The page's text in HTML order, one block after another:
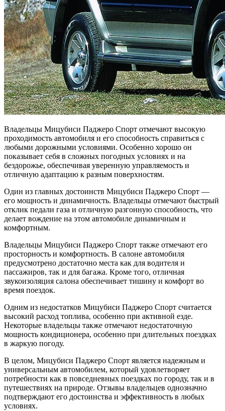
Владельцы Мицубиси Паджеро Спорт отмечают высокую
проходимость автомобиля и его способность справиться с
любыми дорожными условиями. Особенно хорошо он
показывает себя в сложных погодных условиях и на
бездорожье, обеспечивая уверенную управляемость и
отличную адаптацию к разным поверхностям.
Один из главных достоинств Мицубиси Паджеро Спорт —
его мощность и динамичность. Владельцы отмечают быстрый
отклик педали газа и отличную разгонную способность, что
делает вождение на этом автомобиле динамичным и
комфортным.
Владельцы Мицубиси Паджеро Спорт также отмечают его
просторность и комфортность. В салоне автомобиля
предусмотрено достаточно места как для водителя и
пассажиров, так и для багажа. Кроме того, отличная
звукоизоляция салона обеспечивает тишину и комфорт во
время поездок.
Одним из недостатков Мицубиси Паджеро Спорт считается
высокий расход топлива, особенно при активной езде.
Некоторые владельцы также отмечают недостаточную
мощность кондиционера, особенно при длительных поездках
в жаркую погоду.
В целом, Мицубиси Паджеро Спорт является надежным и
универсальным автомобилем, который удовлетворяет
потребности как в повседневных поездках по городу, так и в
путешествиях на природе. Отзывы владельцев однозначно
подтверждают его достоинства и эффективность в любых
условиях.